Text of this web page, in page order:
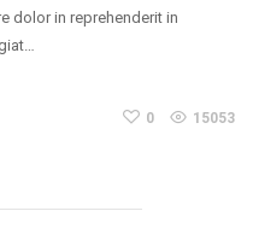
dolor in reprehenderit in
0 15053